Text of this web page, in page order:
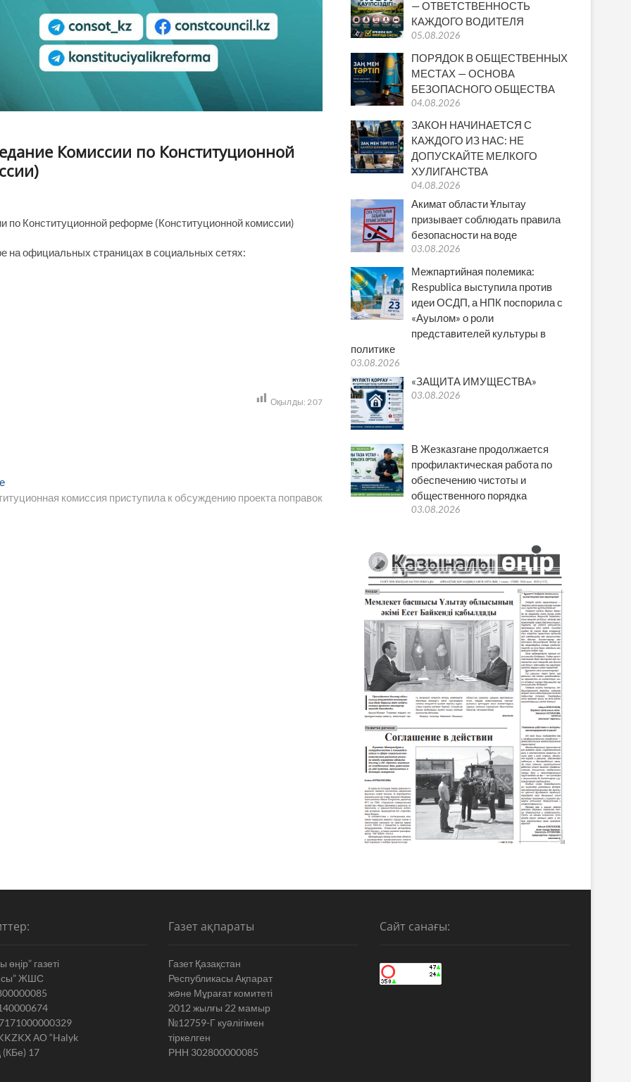
Комиссии по Конституционной
по Конституционной реформе (Конституционной комиссии)
на официальных страницах в социальных сетях:
Оқылды: 207
Следующая
запись:
комиссия приступила к обсуждению проекта поправок
— ОТВЕТСТВЕННОСТЬ
КАЖДОГО ВОДИТЕЛЯ
05.08.2026
ПОРЯДОК В ОБЩЕСТВЕННЫХ
МЕСТАХ — ОСНОВА
БЕЗОПАСНОГО ОБЩЕСТВА
04.08.2026
ЗАКОН НАЧИНАЕТСЯ С
КАЖДОГО ИЗ НАС: НЕ
ДОПУСКАЙТЕ МЕЛКОГО
ХУЛИГАНСТВА
04.08.2026
Акимат области Ұлытау
призывает соблюдать правила
безопасности на воде
03.08.2026
Межпартийная полемика:
Respublica выступила против
идеи ОСДП, а НПК поспорила с
«Ауылом» о роли
представителей культуры в
политике
03.08.2026
«ЗАЩИТА ИМУЩЕСТВА»
03.08.2026
В Жезказгане продолжается
профилактическая работа по
обеспечению чистоты и
общественного порядка
03.08.2026
өңір” газеті
ЖШС
АО “Halyk
(КБе) 17
Газет ақпараты
Газет Қазақстан
Республикасы Ақпарат
жəне Мұрағат комитеті
2012 жылғы 22 мамыр
№12759-Г куəлігімен
тіркелген
РНН 302800000085
Сайт санағы: